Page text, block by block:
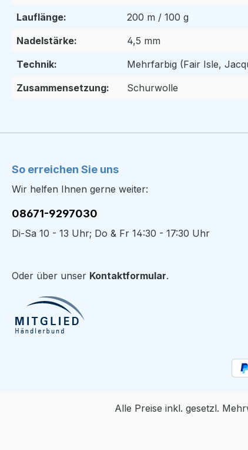
Lauflänge:
200 m / 100 g
Nadelstärke:
4,5 mm
Technik:
Mehrfarbig (Fair Isle,
Zusammensetzung:
Schurwolle
So erreichen Sie uns
Wir helfen Ihnen gerne weiter:
08671-9297030
Di-Sa 10 - 13 Uhr; Do & Fr 14:30 - 17:30 Uhr
Oder über unser Kontaktformular.
Alle Preise inkl. gesetzl.